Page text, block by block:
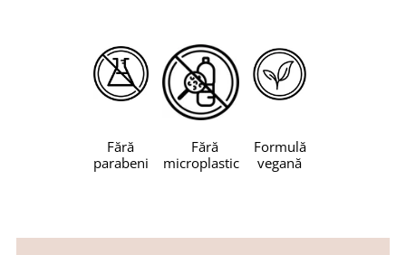
Fără
parabeni
Fără
microplastic
Formulă
vegană